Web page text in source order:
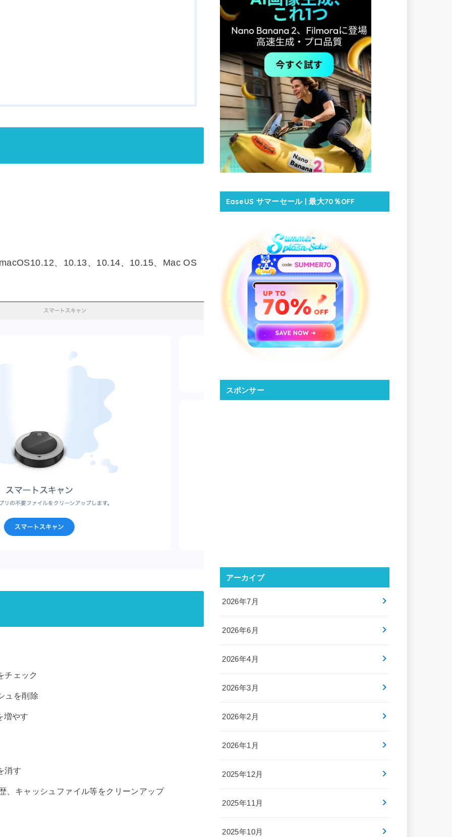
、10.13、10.14、10.15、Mac OS
チェック
ュを削除
増やす
消す
、キャッシュファイル等をクリーンアップ
EaseUS サマーセール | 最大70％OFF
スポンサー
アーカイブ
2026年7月
2026年6月
2026年4月
2026年3月
2026年2月
2026年1月
2025年12月
2025年11月
2025年10月